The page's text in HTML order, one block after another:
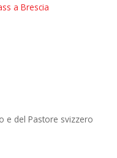
a Brescia
e del Pastore svizzero